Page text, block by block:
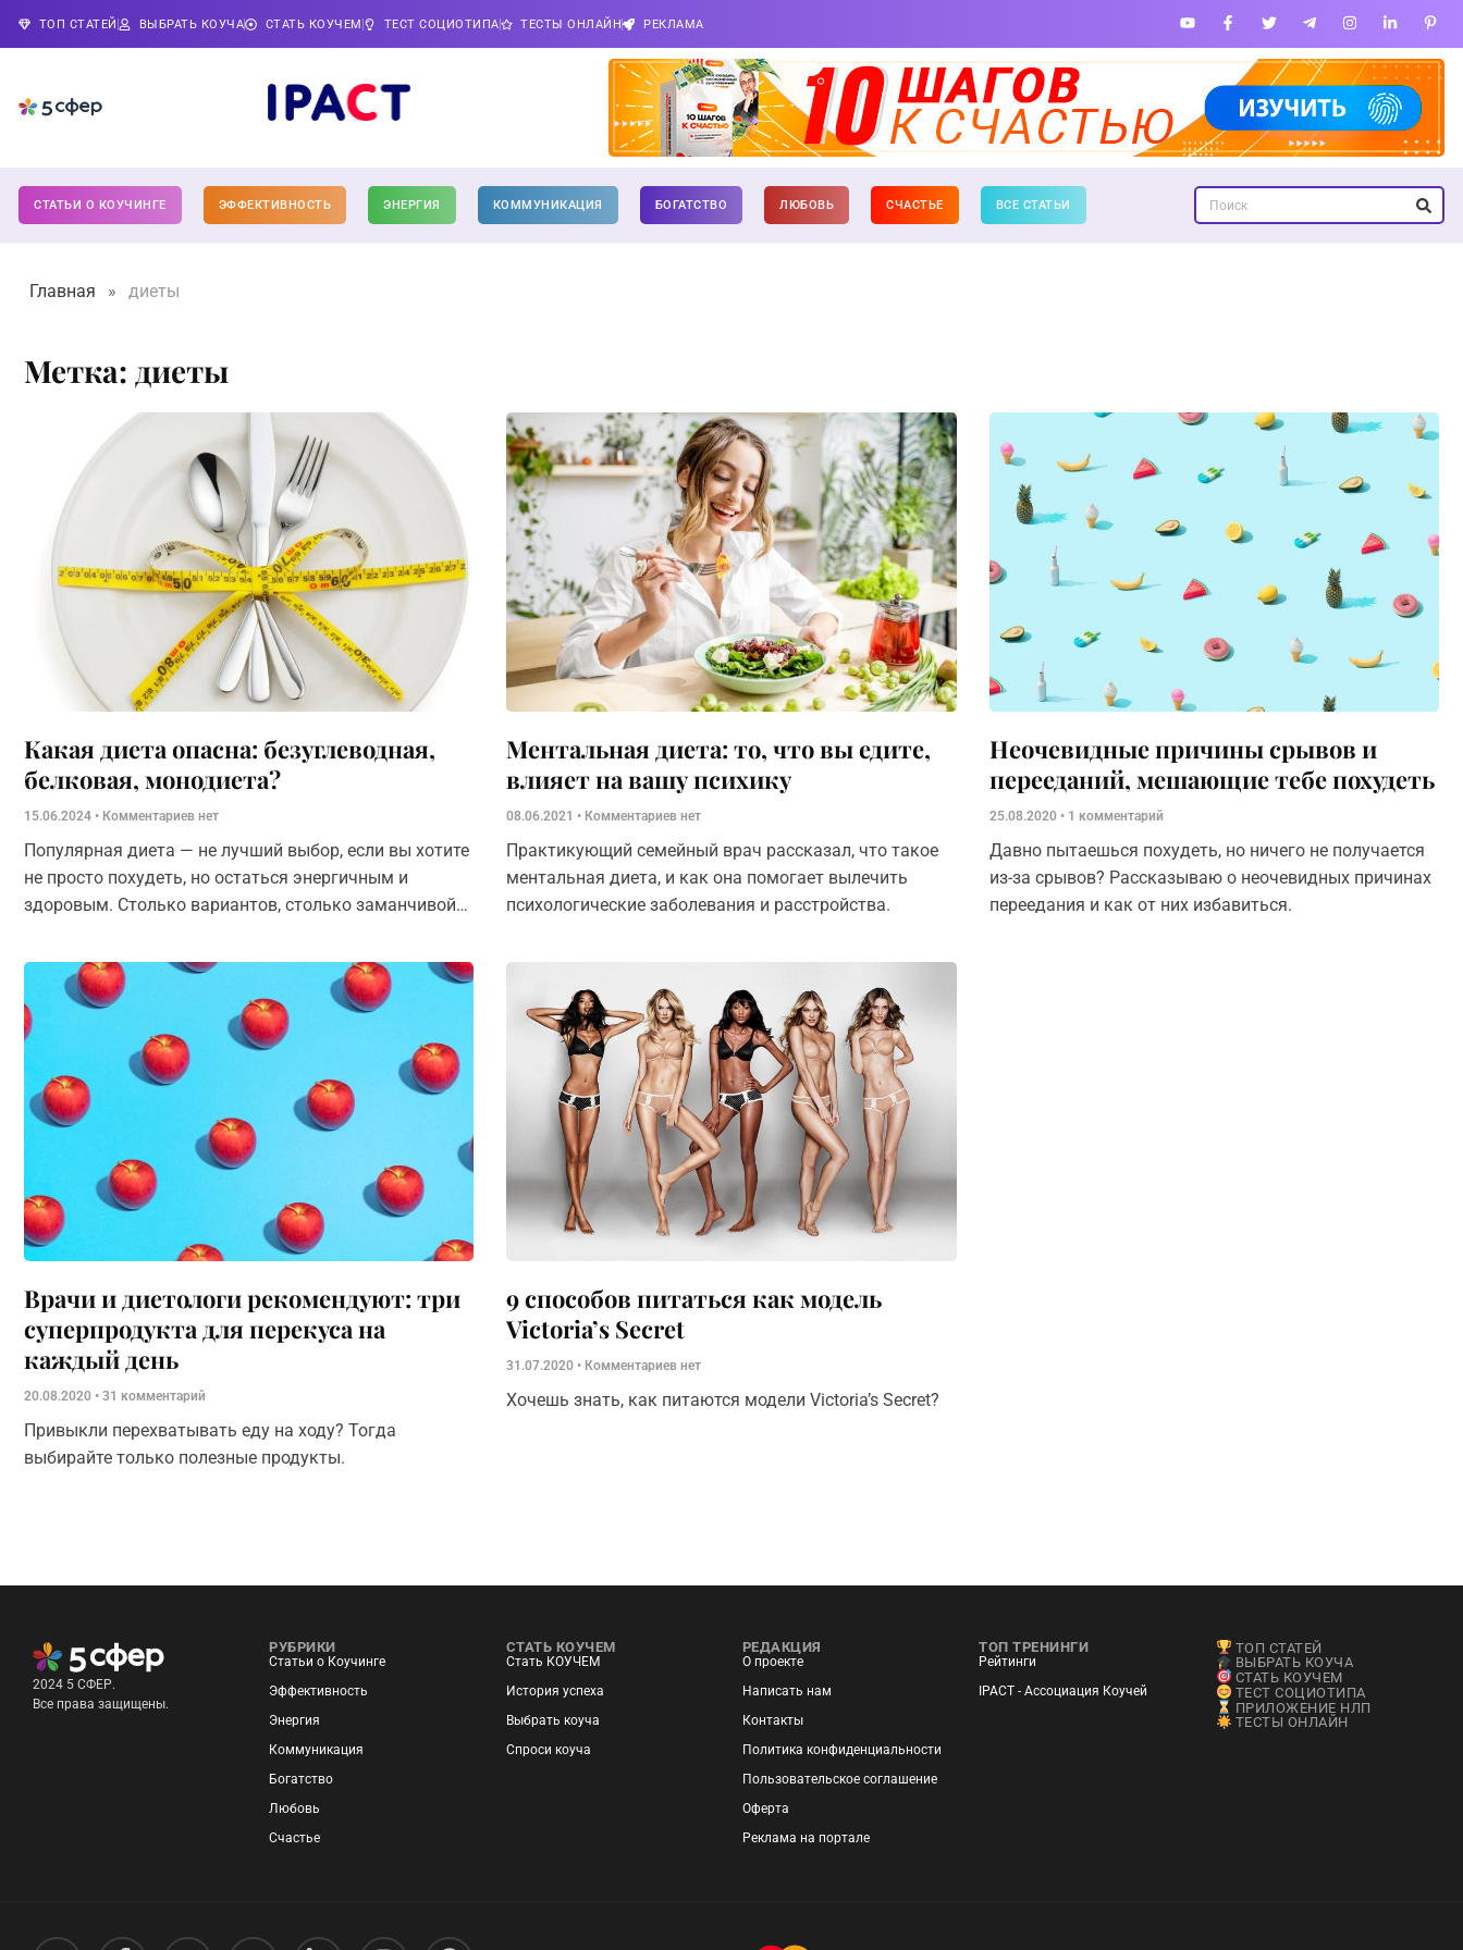
ТОП СТАТЕЙ ВЫБРАТЬ КОУЧА СТАТЬ КОУЧЕМ ТЕСТ СОЦИОТИПА ТЕСТЫ ОНЛАЙН РЕКЛАМА
СТАТЬИ О КОУЧИНГЕ ЭФФЕКТИВНОСТЬ ЭНЕРГИЯ КОММУНИКАЦИЯ БОГАТСТВО ЛЮБОВЬ СЧАСТЬЕ ВСЕ СТАТЬИ
Главная » диеты
Метка: диеты
Какая диета опасна: безуглеводная,
белковая, монодиета?
15.06.2024 Комментариев нет
Популярная диета — не лучший выбор, если вы хотите
не просто похудеть, но остаться энергичным и
здоровым. Столько вариантов, столько заманчивой
Ментальная диета: то, что вы едите,
влияет на вашу психику
08.06.2021 Комментариев нет
Практикующий семейный врач рассказал, что такое
ментальная диета, и как она помогает вылечить
психологические заболевания и расстройства.
Неочевидные причины срывов и
перееданий, мешающие тебе похудеть
25.08.2020 1 комментарий
Давно пытаешься похудеть, но ничего не получается
из-за срывов? Рассказываю о неочевидных причинах
переедания и как от них избавиться.
Врачи и диетологи рекомендуют: три
суперпродукта для перекуса на
каждый день
20.08.2020 31 комментарий
Привыкли перехватывать еду на ходу? Тогда
выбирайте только полезные продукты.
9 способов питаться как модель
Victoria’s Secret
31.07.2020 Комментариев нет
Хочешь знать, как питаются модели Victoria’s Secret?
2024 5 СФЕР.
Все права защищены.
РУБРИКИ
Статьи о Коучинге
Эффективность
Энергия
Коммуникация
Богатство
Любовь
Счастье
СТАТЬ КОУЧЕМ
Стать КОУЧЕМ
История успеха
Выбрать коуча
Спроси коуча
РЕДАКЦИЯ
О проекте
Написать нам
Контакты
Политика конфиденциальности
Пользовательское соглашение
Оферта
Реклама на портале
ТОП ТРЕНИНГИ
Рейтинги
IPACT - Ассоциация Коучей
ТОП СТАТЕЙ
ВЫБРАТЬ КОУЧА
СТАТЬ КОУЧЕМ
ТЕСТ СОЦИОТИПА
ПРИЛОЖЕНИЕ НЛП
ТЕСТЫ ОНЛАЙН